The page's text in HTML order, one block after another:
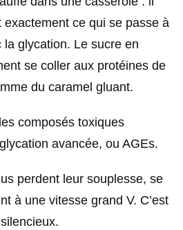
exactement ce qui se passe à
la glycation. Le sucre en
se coller aux protéines de
du caramel gluant.
composés toxiques
avancée, ou AGEs.
perdent leur souplesse, se
à une vitesse grand V. C’est